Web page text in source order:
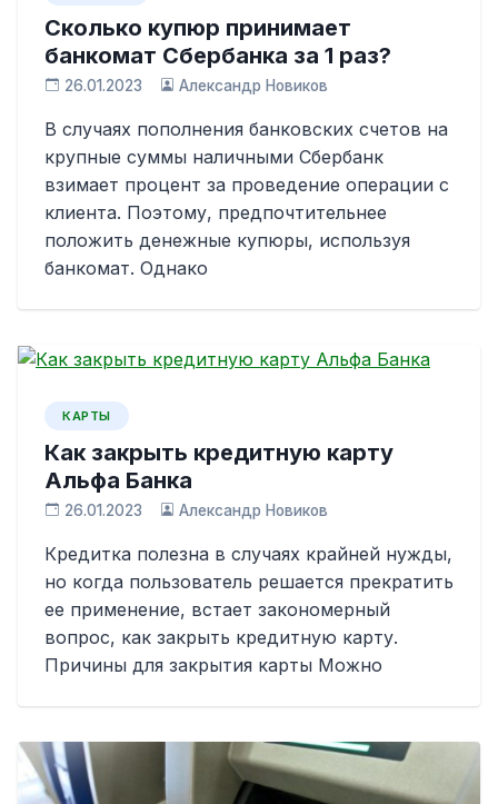
Сколько купюр принимает
банкомат Сбербанка за 1 раз?
26.01.2023 Александр Новиков
В случаях пополнения банковских счетов на
крупные суммы наличными Сбербанк
взимает процент за проведение операции с
клиента. Поэтому, предпочтительнее
положить денежные купюры, используя
банкомат. Однако
КАРТЫ
Как закрыть кредитную карту
Альфа Банка
26.01.2023 Александр Новиков
Кредитка полезна в случаях крайней нужды,
но когда пользователь решается прекратить
ее применение, встает закономерный
вопрос, как закрыть кредитную карту.
Причины для закрытия карты Можно